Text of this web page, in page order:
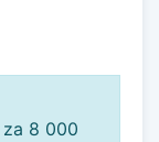
8 000